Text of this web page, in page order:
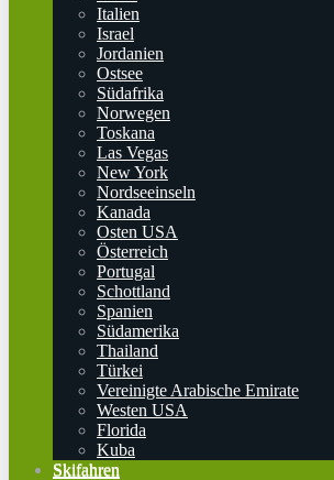
Italien
Israel
Jordanien
Ostsee
Südafrika
Norwegen
Toskana
Las Vegas
New York
Nordseeinseln
Kanada
Osten USA
Österreich
Portugal
Schottland
Spanien
Südamerika
Thailand
Türkei
Vereinigte Arabische Emirate
Westen USA
Florida
Kuba
Skifahren